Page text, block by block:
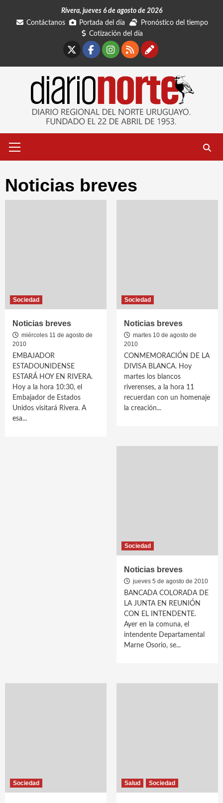
Rivera, jueves 6 de agosto de 2026
Contáctanos
Portada del día
Pronóstico del tiempo
Cotización del día
Facebook
Instagram
RSSContáctanos
primario
Noticias breves
Sociedad
Noticias breves
miércoles 11 de agosto de
2010
EMBAJADOR
ESTADOUNIDENSE
ESTARÁ HOY EN RIVERA.
Hoy a la hora 10:30, el
Embajador de Estados
Unidos visitará Rivera. A
esa...
Sociedad
Noticias breves
martes 10 de agosto de
2010
CONMEMORACIÓN DE LA
DIVISA BLANCA. Hoy
martes los blancos
riverenses, a la hora 11
recuerdan con un homenaje
la creación...
Sociedad
Noticias breves
jueves 5 de agosto de 2010
BANCADA COLORADA DE
LA JUNTA EN REUNIÓN
CON EL INTENDENTE.
Ayer en la comuna, el
intendente Departamental
Marne Osorio, se...
Sociedad Salud Sociedad